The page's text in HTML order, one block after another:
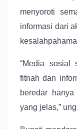
menyoroti
informasi dari
“Media sosial
fitnah dan
beredar
yang jelas,”